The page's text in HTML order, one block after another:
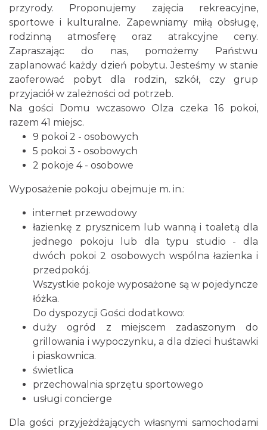
przyrody. Proponujemy zajęcia rekreacyjne,
sportowe i kulturalne. Zapewniamy miłą obsługę,
rodzinną atmosferę oraz atrakcyjne ceny.
Zapraszając do nas, pomożemy Państwu
zaplanować każdy dzień pobytu. Jesteśmy w stanie
zaoferować pobyt dla rodzin, szkół, czy grup
przyjaciół w zależności od potrzeb.
Na gości Domu wczasowo Olza czeka 16 pokoi,
razem 41 miejsc.
9 pokoi 2 - osobowych
5 pokoi 3 - osobowych
2 pokoje 4 - osobowe
Wyposażenie pokoju obejmuje m. in.:
internet przewodowy
łazienkę z prysznicem lub wanną i toaletą dla
jednego pokoju lub dla typu studio - dla
dwóch pokoi 2 osobowych wspólna łazienka i
przedpokój.
Wszystkie pokoje wyposażone są w pojedyncze
łóżka.
Do dyspozycji Gości dodatkowo:
duży ogród z miejscem zadaszonym do
grillowania i wypoczynku, a dla dzieci huśtawki
i piaskownica.
świetlica
przechowalnia sprzętu sportowego
usługi concierge
Dla gości przyjeżdżających własnymi samochodami